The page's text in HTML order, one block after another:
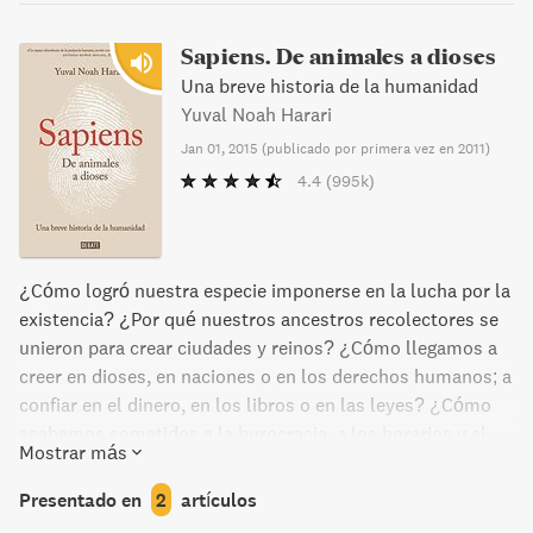
Sapiens. De animales a dioses
Una breve historia de la humanidad
Yuval Noah Harari
Jan 01, 2015 (publicado por primera vez en 2011)
4.4 (995k)
¿Cómo logró nuestra especie imponerse en la lucha por la
existencia? ¿Por qué nuestros ancestros recolectores se
unieron para crear ciudades y reinos? ¿Cómo llegamos a
creer en dioses, en naciones o en los derechos humanos; a
confiar en el dinero, en los libros o en las leyes? ¿Cómo
consumismo? ¿Y cómo será el mundo en los milenios
venideros? En De animales a dioses Yuval Noah Harari
traza una breve historia de la humanidad, desde los
Mostrar más
Presentado en 2 artículos